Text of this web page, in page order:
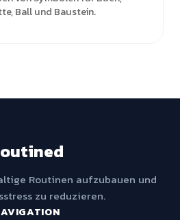
Ball und Baustein.
Routinen aufzubauen und
zu reduzieren.